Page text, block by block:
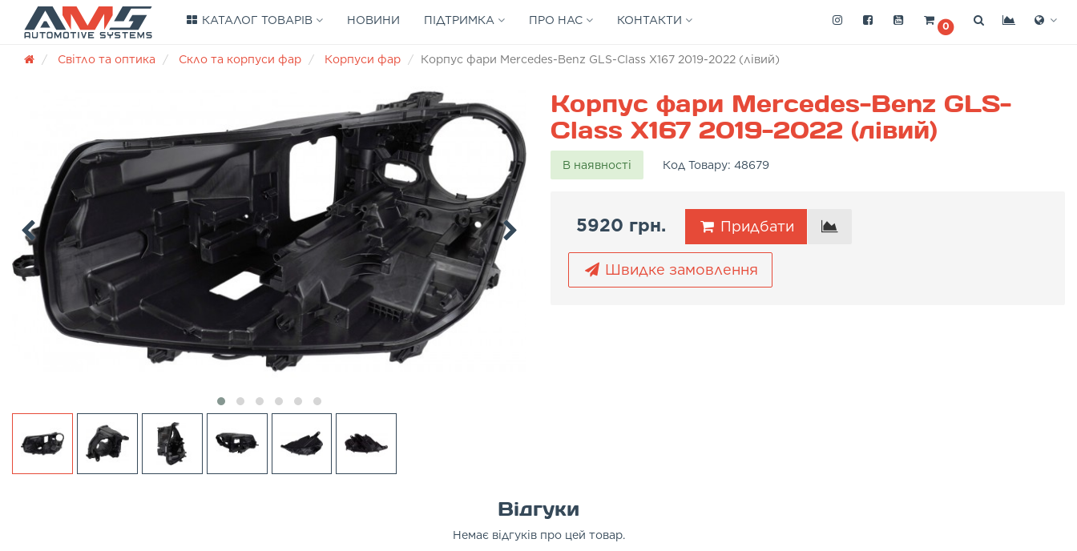
КАТАЛОГ ТОВАРІВ НОВИНИ ПІДТРИМКА ПРО НАС КОНТАКТИ 0
Світло та оптика Скло та корпуси фар Корпуси фар Корпус фари Mercedes-Benz GLS-Class X167 2019-2022 (лівий)
Корпус фари Mercedes-Benz GLS-
Class X167 2019-2022 (лівий)
В наявності Код Товару: 48679
5920 грн. Придбати
Швидке замовлення
Відгуки
Немає відгуків про цей товар.